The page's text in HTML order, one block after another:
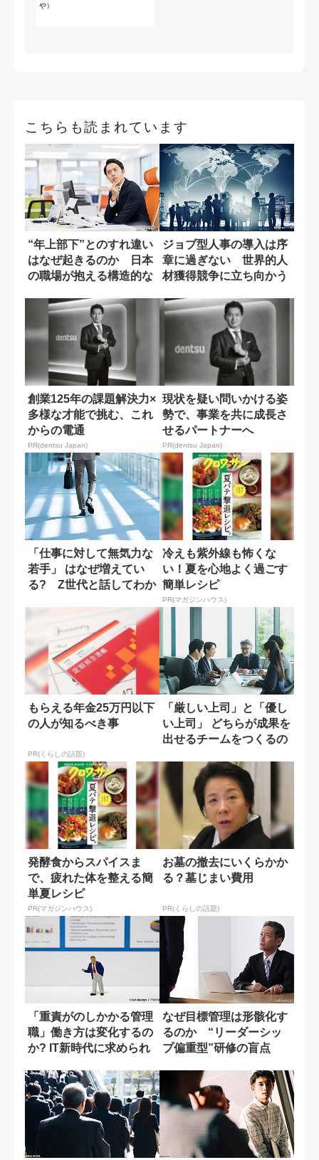
や）
こちらも読まれています
“年上部下”とのすれ違い
はなぜ起きるのか 日本
の職場が抱える構造的な
ジョブ型人事の導入は序
章に過ぎない 世界的人
材獲得競争に立ち向かう
創業125年の課題解決力×
多様な才能で挑む、これ
からの電通
PR(dentsu Japan)
現状を疑い問いかける姿
勢で、事業を共に成長さ
せるパートナーへ
PR(dentsu Japan)
「仕事に対して無気力な
若手」 はなぜ増えてい
る? Z世代と話してわか
冷えも紫外線も怖くな
い！夏を心地よく過ごす
簡単レシピ
PR(マガジンハウス)
もらえる年金25万円以下
の人が知るべき事
PR(くらしの話題)
「厳しい上司」と「優し
い上司」 どちらが成果を
出せるチームをつくるの
発酵食からスパイスま
で、疲れた体を整える簡
単夏レシピ
PR(マガジンハウス)
お墓の撤去にいくらかか
る？墓じまい費用
PR(くらしの話題)
「重責がのしかかる管理
職」働き方は変化するの
か? IT新時代に求められ
なぜ目標管理は形骸化す
るのか “リーダーシッ
プ偏重型”研修の盲点